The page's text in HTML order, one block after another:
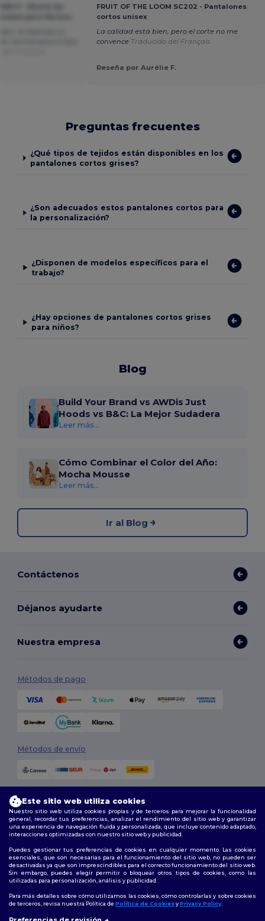
FRUIT OF THE LOOM SC202 - Pantalones
cortos unisex
La calidad está bien, pero el corte no me
convence Traducido del Français
Reseña por Aurélie F.
Preguntas frecuentes
¿Qué tipos de tejidos están disponibles en los
pantalones cortos grises?
¿Son adecuados estos pantalones cortos para
la personalización?
¿Disponen de modelos específicos para el
trabajo?
¿Hay opciones de pantalones cortos grises
para niños?
Blog
Build Your Brand vs AWDis Just
Hoods vs B&C: La Mejor Sudadera
Leer más...
Cómo Combinar el Color del Año:
Mocha Mousse
Leer más...
Ir al Blog
Contáctenos
Déjanos ayudarte
Nuestra empresa
Métodos de pago
Métodos de envío
2026. Todos los derechos reservados
Términos y Condiciones| Política de personalización|Política de
Privacidad|Política de Cookies |Mapa del sitio
Síguenos
Este sitio web utiliza cookies
Nuestro sitio web utiliza cookies propias y de terceros para mejorar la funcionalidad
general, recordar tus preferencias, analizar el rendimiento del sitio web y garantizar
una experiencia de navegación fluida y personalizada, que incluye contenido adaptado,
interacciones optimizadas con nuestro sitio web y publicidad.
Puedes gestionar tus preferencias de cookies en cualquier momento. Las cookies
esenciales, que son necesarias para el funcionamiento del sitio web, no pueden ser
desactivadas ya que son imprescindibles para el correcto funcionamiento del sitio web.
Sin embargo, puedes elegir permitir o bloquear otros tipos de cookies, como las
utilizadas para personalización, análisis y publicidad.
Para más detalles sobre cómo utilizamos las cookies, cómo controlarlas y sobre cookies
de terceros, revisa nuestra Política de Política de CookiesyPrivacy Policy.